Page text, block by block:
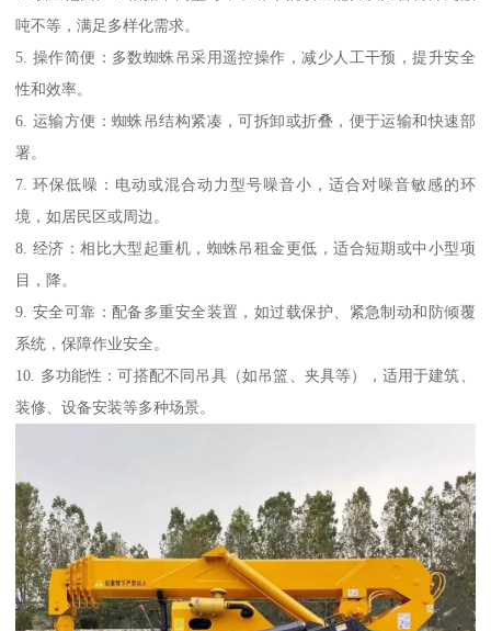
吨不等，满足多样化需求。
5. 操作简便：多数蜘蛛吊采用遥控操作，减少人工干预，提升安全
性和效率。
6. 运输方便：蜘蛛吊结构紧凑，可拆卸或折叠，便于运输和快速部
署。
7. 环保低噪：电动或混合动力型号噪音小，适合对噪音敏感的环
境，如居民区或周边。
8. 经济：相比大型起重机，蜘蛛吊租金更低，适合短期或中小型项
目，降。
9. 安全可靠：配备多重安全装置，如过载保护、紧急制动和防倾覆
系统，保障作业安全。
10. 多功能性：可搭配不同吊具（如吊篮、夹具等），适用于建筑、
装修、设备安装等多种场景。